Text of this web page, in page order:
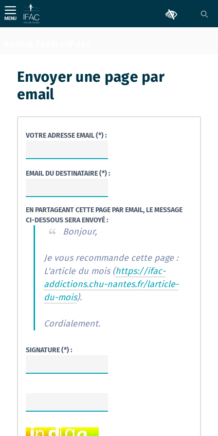
Aller
au
contenu
Comportementales
Outils
MENU
Envoyer une page par
email
VOTRE ADRESSE EMAIL (*) :
EMAIL DU DESTINATAIRE (*) :
EN PARTAGEANT CETTE PAGE PAR EMAIL, LE MESSAGE
CI-DESSOUS SERA ENVOYÉ :
Bonjour,
Je vous recommande cette page :
L'article du mois (https://ifac-
addictions.chu-nantes.fr/larticle-
du-mois).
Cordialement.
SIGNATURE (*) :